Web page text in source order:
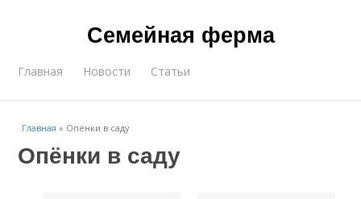
Семейная ферма
Главная Новости Статьи
Главная » Опёнки в саду
Опёнки в саду